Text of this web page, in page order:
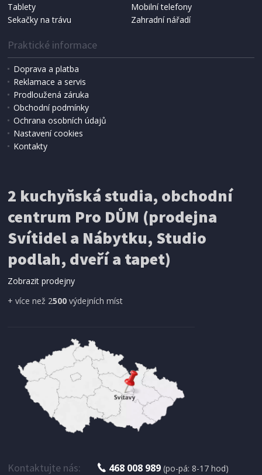
199 Kč Přidat do košíku
SÍŤ PROTI HMYZU
ProGarden KO-CY5910600 Síť proti hmyzu do
dveří magnetická 210 x 100 cm
179 Kč
Tablety
Mobilní telefony
Sekačky na trávu
Zahradní nářadí
Praktické informace
Doprava a platba
Reklamace a servis
Prodloužená záruka
Obchodní podmínky
Ochrana osobních údajů
Nastavení cookies
Kontakty
2 kuchyňská studia, obchodní
centrum Pro DŮM (prodejna
Svítidel a Nábytku, Studio
podlah, dveří a tapet)
Zobrazit prodejny
+ více než 2500 výdejních míst
Kontaktujte nás: 468 008 989 (po-pá: 8-17 hod)